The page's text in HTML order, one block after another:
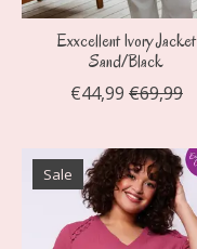
Exxcellent Ivory Jacket
Sand/Black
€44,99 €69,99
Sale